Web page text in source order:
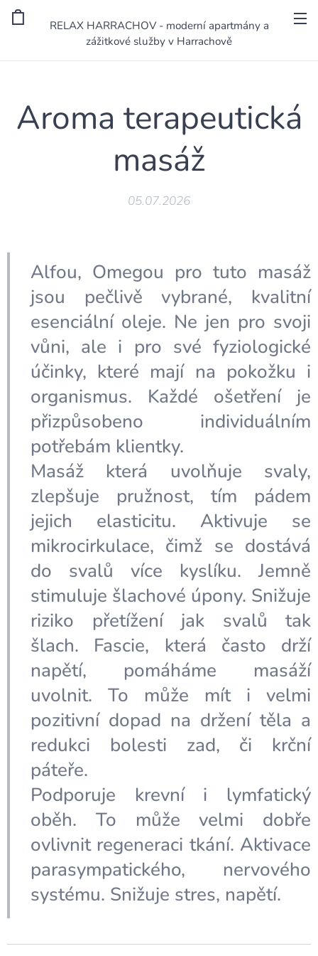
RELAX HARRACHOV - moderní apartmány a
zážitkové služby v Harrachově
Aroma terapeutická
masáž
05.07.2026
Alfou, Omegou pro tuto masáž
jsou pečlivě vybrané, kvalitní
esenciální oleje. Ne jen pro svoji
vůni, ale i pro své fyziologické
účinky, které mají na pokožku i
organismus. Každé ošetření je
přizpůsobeno individuálním
potřebám klientky.
Masáž která uvolňuje svaly,
zlepšuje pružnost, tím pádem
jejich elasticitu. Aktivuje se
mikrocirkulace, čimž se dostává
do svalů více kyslíku. Jemně
stimuluje šlachové úpony. Snižuje
riziko přetížení jak svalů tak
šlach. Fascie, která často drží
napětí, pomáháme masáží
uvolnit. To může mít i velmi
pozitivní dopad na držení těla a
redukci bolesti zad, či krční
páteře.
Podporuje krevní i lymfatický
oběh. To může velmi dobře
ovlivnit regeneraci tkání. Aktivace
parasympatického, nervového
systému. Snižuje stres, napětí.